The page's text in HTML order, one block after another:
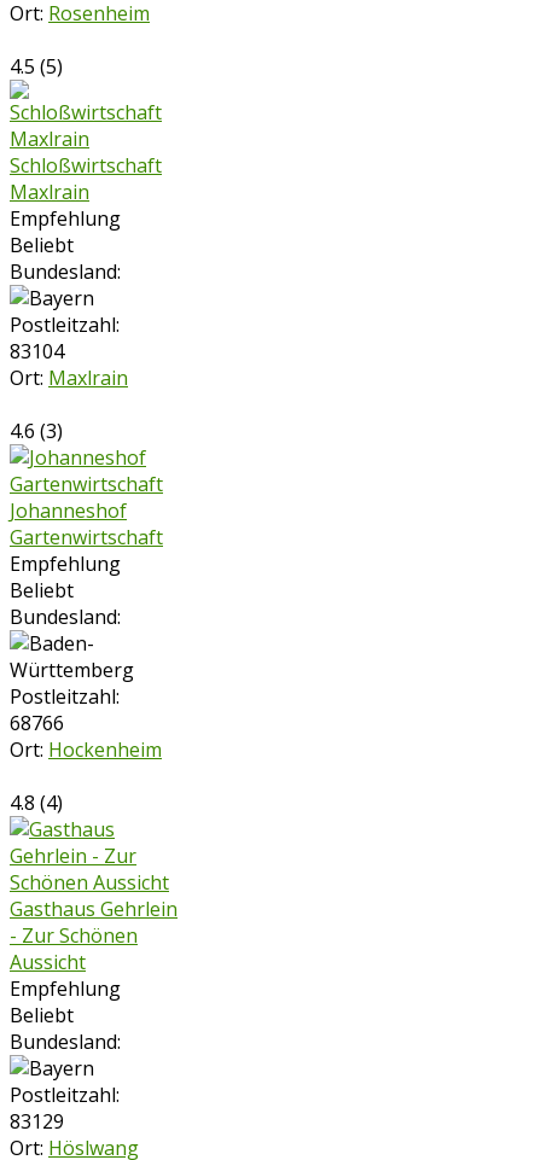
Ort: Rosenheim
4.5 (5)
Schloßwirtschaft
Maxlrain
Empfehlung
Beliebt
Bundesland:
Postleitzahl:
83104
Ort: Maxlrain
4.6 (3)
Johanneshof
Gartenwirtschaft
Empfehlung
Beliebt
Bundesland:
Postleitzahl:
68766
Ort: Hockenheim
4.8 (4)
Gasthaus Gehrlein
- Zur Schönen
Aussicht
Empfehlung
Beliebt
Bundesland:
Postleitzahl:
83129
Ort: Höslwang